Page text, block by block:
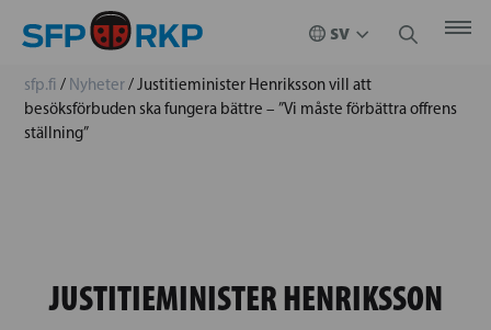
sfp.fi / Nyheter/Justitieminister Henriksson vill att
besöksförbuden ska fungera bättre – ”Vi måste förbättra offrens
ställning”
JUSTITIEMINISTER HENRIKSSON